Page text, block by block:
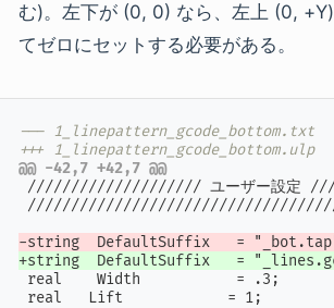
む)。左下が (0, 0) なら、左上 (0,
てゼロにセットする必要がある。
@@ -42,7 +42,7 @@
//////////////////// ユーザー設
-string  DefaultSuffix   = "_bot.tap";   //
+string  DefaultSuffix   =
real    Width           = .3;           //
real	Lift            = 1;            //空中移動時の高さを指定してください